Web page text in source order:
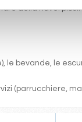
della nave:
le bevande, le
(parrucchiere,